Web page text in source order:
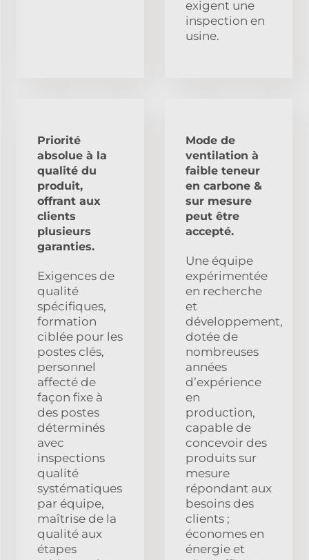
exigent une
inspection en
usine.
Priorité
absolue à la
qualité du
produit,
offrant aux
clients
plusieurs
garanties.
Exigences de
qualité
spécifiques,
formation
ciblée pour les
postes clés,
personnel
affecté de
façon fixe à
des postes
déterminés
avec
inspections
qualité
systématiques
par équipe,
maîtrise de la
qualité aux
étapes
Mode de
ventilation à
faible teneur
en carbone &
sur mesure
peut être
accepté.
Une équipe
expérimentée
en recherche
et
développement,
dotée de
nombreuses
années
d’expérience
en
production,
capable de
concevoir des
produits sur
mesure
répondant aux
besoins des
clients ;
économes en
énergie et